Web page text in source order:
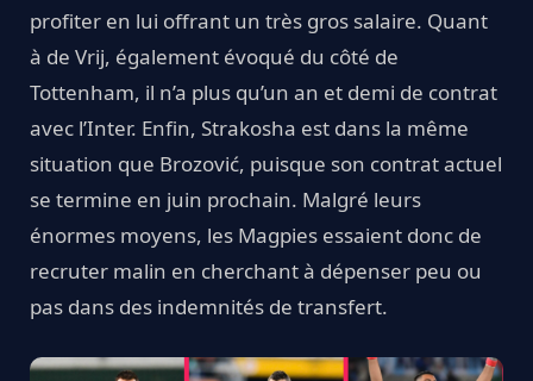
profiter en lui offrant un très gros salaire. Quant
à de Vrij, également évoqué du côté de
Tottenham, il n’a plus qu’un an et demi de contrat
avec l’Inter. Enfin, Strakosha est dans la même
situation que Brozović, puisque son contrat actuel
se termine en juin prochain. Malgré leurs
énormes moyens, les Magpies essaient donc de
recruter malin en cherchant à dépenser peu ou
pas dans des indemnités de transfert.